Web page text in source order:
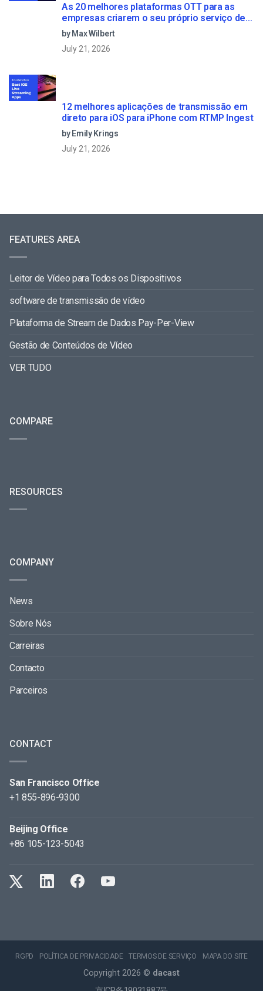
As 20 melhores plataformas OTT para as
empresas criarem o seu próprio serviço de
streaming (2026)
by Max Wilbert
July 21, 2026
12 melhores aplicações de transmissão em
direto para iOS para iPhone com RTMP Ingest
by Emily Krings
July 21, 2026
FEATURES AREA
Leitor de Vídeo para Todos os Dispositivos
software de transmissão de vídeo
Plataforma de Stream de Dados Pay-Per-View
Gestão de Conteúdos de Vídeo
VER TUDO
COMPARE
RESOURCES
COMPANY
News
Sobre Nós
Carreiras
Contacto
Parceiros
CONTACT
San Francisco Office
+1 855-896-9300
Beijing Office
+86 105-123-5043
RGPD POLÍTICA DE PRIVACIDADE TERMOS DE SERVIÇO MAPA DO SITE
Copyright 2026 © dacast